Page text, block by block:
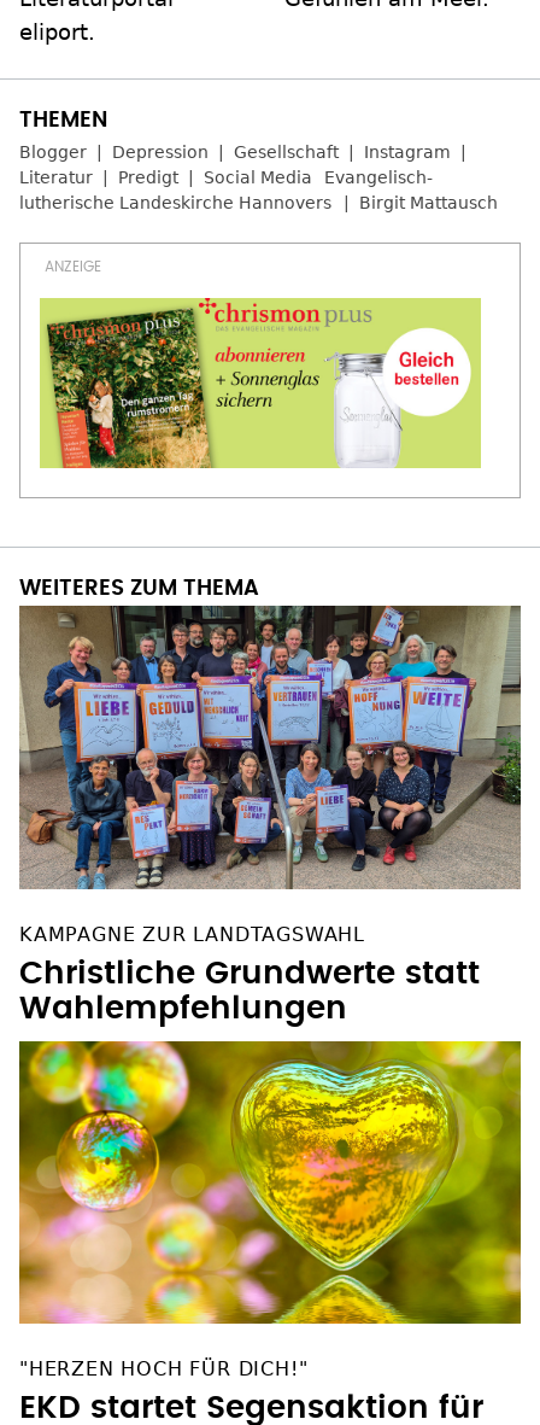
eliport.
Blogger Depression Gesellschaft
Instagram
Literatur
Predigt Social Media
Evangelisch-
lutherische Landeskirche Hannovers
Birgit Mattausch
WEITERES ZUM THEMA
KAMPAGNE ZUR LANDTAGSWAHL
Christliche Grundwerte statt
Wahlempfehlungen
"HERZEN HOCH FÜR DICH!"
EKD startet Segensaktion für